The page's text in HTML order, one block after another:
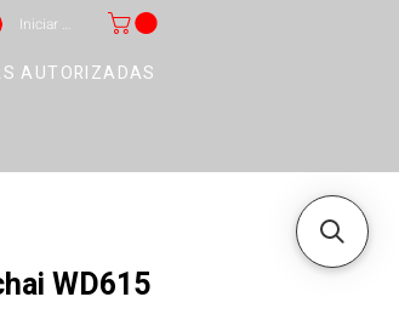
Iniciar sesión
AUTORIZADAS
WD615